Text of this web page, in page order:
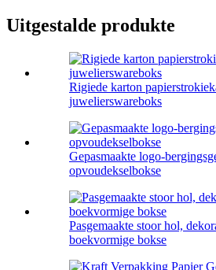
Uitgestalde produkte
Rigiede karton
juwelierswareboks
Gepasmaakte logo-
opvoudekselbokse
Pasgemaakte stoor hol,
boekvormige bokse